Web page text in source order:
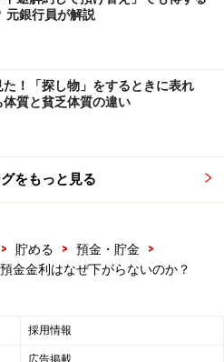
元銀行員が解説
た！「探し物」をするときに表れ
体質と貧乏体質の違い
をもっと見る
> 貯める > 預金・貯金
>
金金利はなぜ下がらないのか？
採用情報